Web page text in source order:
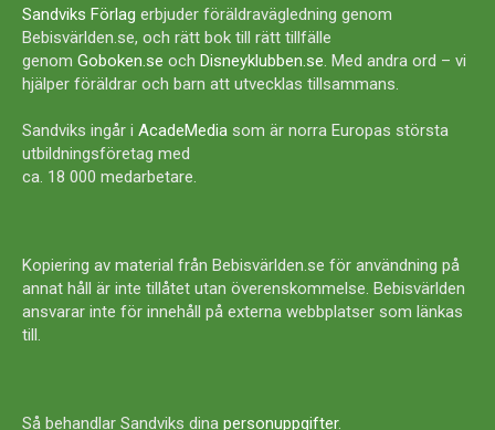
Sandviks Förlag erbjuder föräldravägledning genom
Bebisvärlden.se, och rätt bok till rätt tillfälle
genom Goboken.se och Disneyklubben.se. Med andra ord – vi
hjälper föräldrar och barn att utvecklas tillsammans.
Sandviks ingår i AcadeMedia som är norra Europas största
utbildningsföretag med
ca. 18 000 medarbetare.
Kopiering av material från Bebisvärlden.se för användning på
annat håll är inte tillåtet utan överenskommelse. Bebisvärlden
ansvarar inte för innehåll på externa webbplatser som länkas
till.
Så behandlar Sandviks dina personuppgifter.